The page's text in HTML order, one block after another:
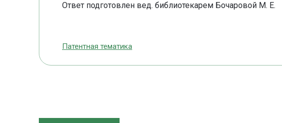
Ответ подготовлен вед. библиотекарем Бочаровой М. Е.
Патентная тематика